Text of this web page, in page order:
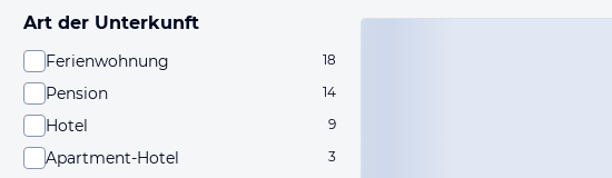
Art der Unterkunft
Ferienwohnung 18
Pension 14
Hotel 9
Apartment-Hotel 3